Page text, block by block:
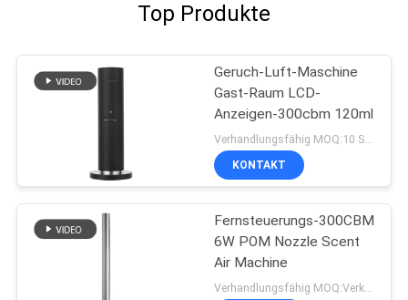
Top Produkte
Geruch-Luft-Maschine
Gast-Raum LCD-
Anzeigen-300cbm 120ml
Verhandlungsfähig MOQ:10 Stücke
KONTAKT
Fernsteuerungs-300CBM
6W POM Nozzle Scent
Air Machine